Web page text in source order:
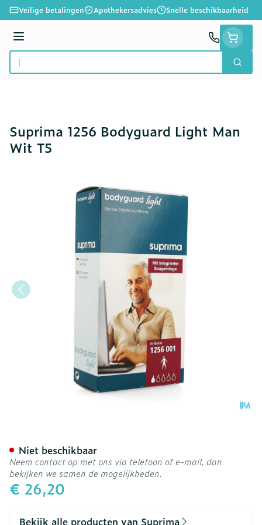
Ga naar de inhoud
Veilige betalingen Apothekersadvies Snelle beschikbaarheid
Menu
Product, merk, categorie...
Zoek
Suprima 1256 Bodyguard Light Man
Wit T5
€ 26,20
Niet beschikbaar
Neem contact op met ons via telefoon of e-mail, dan
bekijken we samen de mogelijkheden.
Bekijk alle producten van Suprima